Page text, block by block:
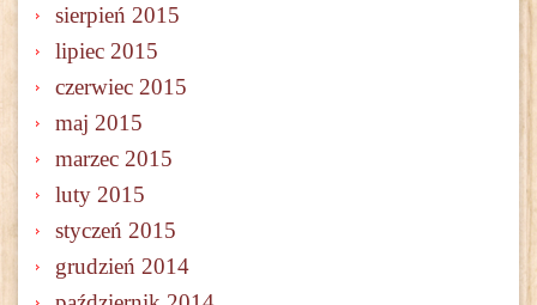
sierpień 2015
lipiec 2015
czerwiec 2015
maj 2015
marzec 2015
luty 2015
styczeń 2015
grudzień 2014